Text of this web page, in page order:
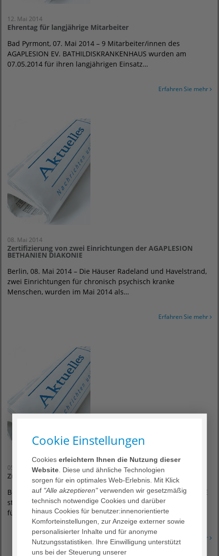
12. Mai 2014
Ehrentag für langjährige Mitarbeiter
Bad Pyrmont, 07. Mai 2014 – 9 Mitarbeiter/innen des
AGAPLESION EV. BATHILDISKRANKENHAUS wurden am
07.05.2014 für ihren langjährigen Einsatz…
Erfahren Sie mehr
08. Mai 2014
Zertifizierung von zwei Einrichtungen der AGAPLESION
BETHANIEN DIAKONIE
Berlin, 08. Mai 2014 – Die Häuser Radeland und Havelstrand,
zwei Einrichtungen für chronisch psychisch kranke
Menschen, wurden im Mai 2014 als…
Erfahren Sie mehr
05. Mai 2014
Zu WERTvoll für die Tonne – Aktionswochen in Berlin
Berlin, 05. Mai 2014 – Die AGAPLESION BETHANIEN DIAKONIE
startet am Standort Berlin-Steglitz das Projekt „Zu WERTvoll
für die Tonne “ zur…
Erfahren Sie mehr
Cookie Einstellungen
Cookieserleichtern Ihnen die Nutzung dieser
Website . Diese und ähnliche Technologien
sorgen für ein optimales Web-Erlebnis. Mit Klick
auf "Alle akzeptieren"verwenden wir gesetzmäßig
technisch notwendige Cookies und darüber
hinaus Cookies für benutzer:innenorientierte
Komforteinstellungen, zur Anzeige externer sowie
personalisierter Inhalte und für anonyme
Nutzungsstatistiken. Ihre Einwilligung unterstützt
uns bei der Steuerung unserer